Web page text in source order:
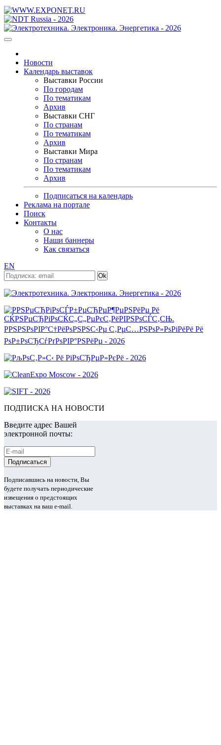
Новости
Календарь выставок
Выставки России
По городам
По тематикам
Архив
Выставки СНГ
По странам
По тематикам
Архив
Выставки Мира
По странам
По тематикам
Архив
Подписаться на календарь
Реклама на портале
Поиск
Контакты
О нас
Наши баннеры
Как связаться
EN
ПОДПИСКА НА НОВОСТИ
Введите адрес Вашей
электронной почты:
Подписавшись на новости, Вы
будете получать периодические
извещения о предстоящих
выставках на ваш e-mail.